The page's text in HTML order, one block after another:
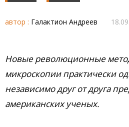
автор : Галактион Андреев
Новые революционные
микроскопии практически
независимо друг от друга
американских ученых.